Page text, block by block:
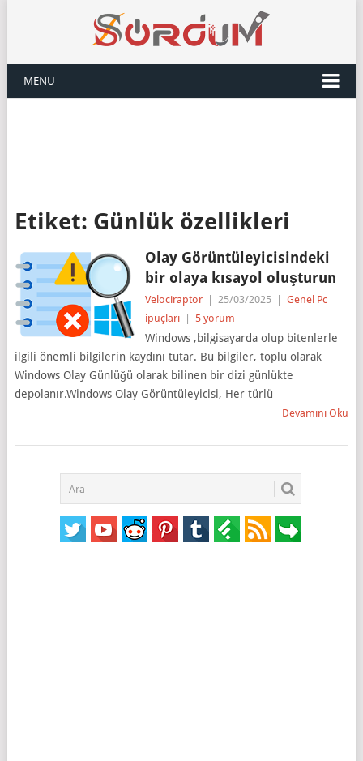
MENU
Etiket: Günlük özellikleri
Olay Görüntüleyicisindeki
bir olaya kısayol oluşturun
Velociraptor 25/03/2025
Genel Pc
ipuçları
5 yorum
Windows ,bilgisayarda olup bitenlerle
ilgili önemli bilgilerin kaydını tutar. Bu bilgiler, toplu olarak
Windows Olay Günlüğü olarak bilinen bir dizi günlükte
depolanır.Windows Olay Görüntüleyicisi, Her türlü
Devamını Oku